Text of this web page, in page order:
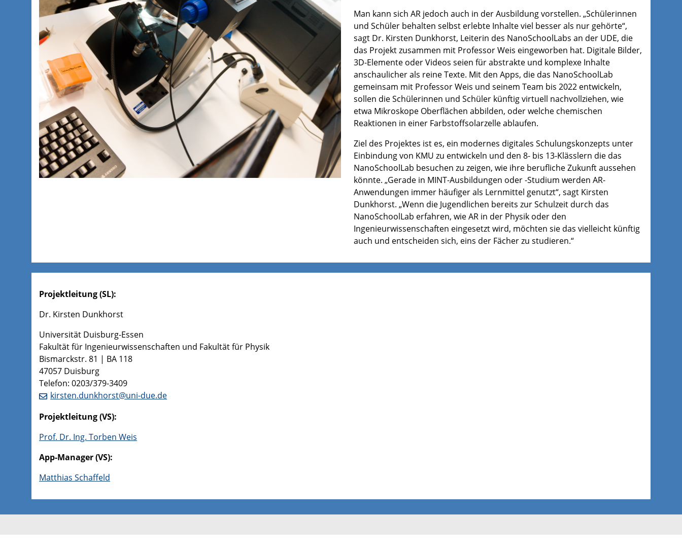
Man kann sich AR jedoch auch in der Ausbildung vorstellen. „Schülerinnen
und Schüler behalten selbst erlebte Inhalte viel besser als nur gehörte“,
sagt Dr. Kirsten Dunkhorst, Leiterin des NanoSchoolLabs an der UDE, die
das Projekt zusammen mit Professor Weis eingeworben hat. Digitale Bilder,
3D-Elemente oder Videos seien für abstrakte und komplexe Inhalte
anschaulicher als reine Texte. Mit den Apps, die das NanoSchoolLab
gemeinsam mit Professor Weis und seinem Team bis 2022 entwickeln,
sollen die Schülerinnen und Schüler künftig virtuell nachvollziehen, wie
etwa Mikroskope Oberflächen abbilden, oder welche chemischen
Reaktionen in einer Farbstoffsolarzelle ablaufen.
Ziel des Projektes ist es, ein modernes digitales Schulungskonzepts unter
Einbindung von KMU zu entwickeln und den 8- bis 13-Klässlern die das
NanoSchoolLab besuchen zu zeigen, wie ihre berufliche Zukunft aussehen
könnte. „Gerade in MINT-Ausbildungen oder -Studium werden AR-
Anwendungen immer häufiger als Lernmittel genutzt“, sagt Kirsten
Dunkhorst. „Wenn die Jugendlichen bereits zur Schulzeit durch das
NanoSchoolLab erfahren, wie AR in der Physik oder den
Ingenieurwissenschaften eingesetzt wird, möchten sie das vielleicht künftig
auch und entscheiden sich, eins der Fächer zu studieren.“
Projektleitung (SL):
Dr. Kirsten Dunkhorst
Universität Duisburg-Essen
Fakultät für Ingenieurwissenschaften und Fakultät für Physik
Bismarckstr. 81 | BA 118
47057 Duisburg
Telefon: 0203/379-3409
kirsten.dunkhorst@uni-due.de
Projektleitung (VS):
Prof. Dr. Ing. Torben Weis
App-Manager (VS):
Matthias Schaffeld